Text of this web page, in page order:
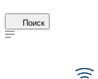
Поиск